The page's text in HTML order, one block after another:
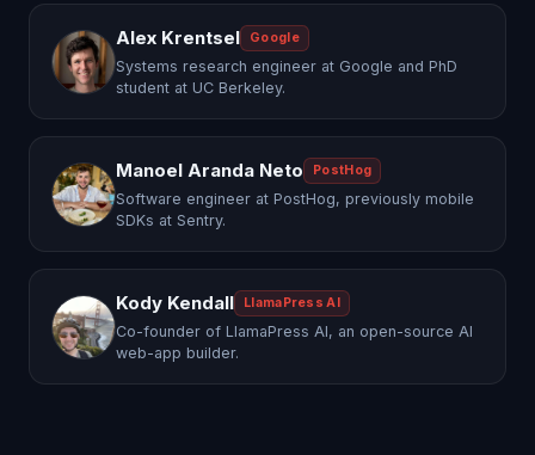
Alex Krentsel Google
Systems research engineer at Google and PhD
student at UC Berkeley.
Manoel Aranda Neto PostHog
Software engineer at PostHog, previously mobile
SDKs at Sentry.
Kody Kendall LlamaPress AI
Co-founder of LlamaPress AI, an open-source AI
web-app builder.